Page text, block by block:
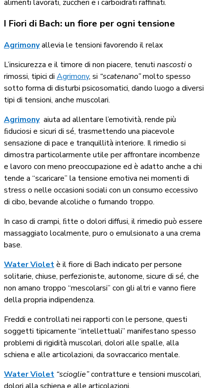
alimenti lavorati, zuccheri e i carboidrati raffinati.
I Fiori di Bach: un fiore per ogni tensione
Agrimonyallevia le tensioni favorendo il relax
L’insicurezza e il timore di non piacere, tenuti nascostio
rimossi, tipici di Agrimony, si “scatenano”molto spesso
sotto forma di disturbi psicosomatici, dando luogo a diversi
tipi di tensioni, anche muscolari.
Agrimony aiuta ad allentare l’emotività, rende più
ﬁduciosi e sicuri di sé, trasmettendo una piacevole
sensazione di pace e tranquillità interiore. Il rimedio si
dimostra particolarmente utile per affrontare incombenze
e lavoro con meno preoccupazione ed è adatto anche a chi
tende a “scaricare” la tensione emotiva nei momenti di
stress o nelle occasioni sociali con un consumo eccessivo
di cibo, bevande alcoliche o fumando troppo.
In caso di crampi, ﬁtte o dolori diffusi, il rimedio può essere
massaggiato localmente, puro o emulsionato a una crema
base.
Water Violetè il fiore di Bach indicato per persone
solitarie, chiuse, perfezioniste, autonome, sicure di sé, che
non amano troppo “mescolarsi” con gli altri e vanno fiere
della propria indipendenza.
Freddi e controllati nei rapporti con le persone, questi
soggetti tipicamente “intellettuali” manifestano spesso
problemi di rigidità muscolari, dolori alle spalle, alla
schiena e alle articolazioni, da sovraccarico mentale.
Water Violet “scioglie”contratture e tensioni muscolari,